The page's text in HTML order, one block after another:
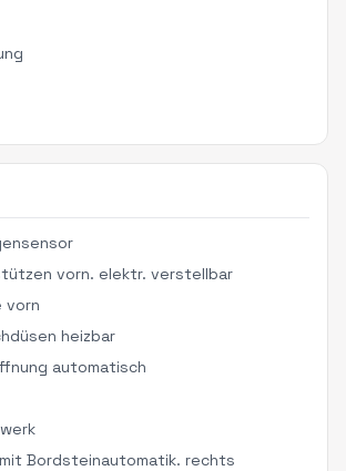
vorn. elektr. verstellbar
vorn
heizbar
automatisch
Bordsteinautomatik. rechts